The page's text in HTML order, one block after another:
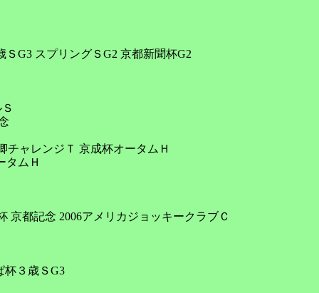
リングＳG2 京都新聞杯G2
ジＴ 京成杯オータムＨ
ムＨ
2006アメリカジョッキークラブＣ
歳ＳG3